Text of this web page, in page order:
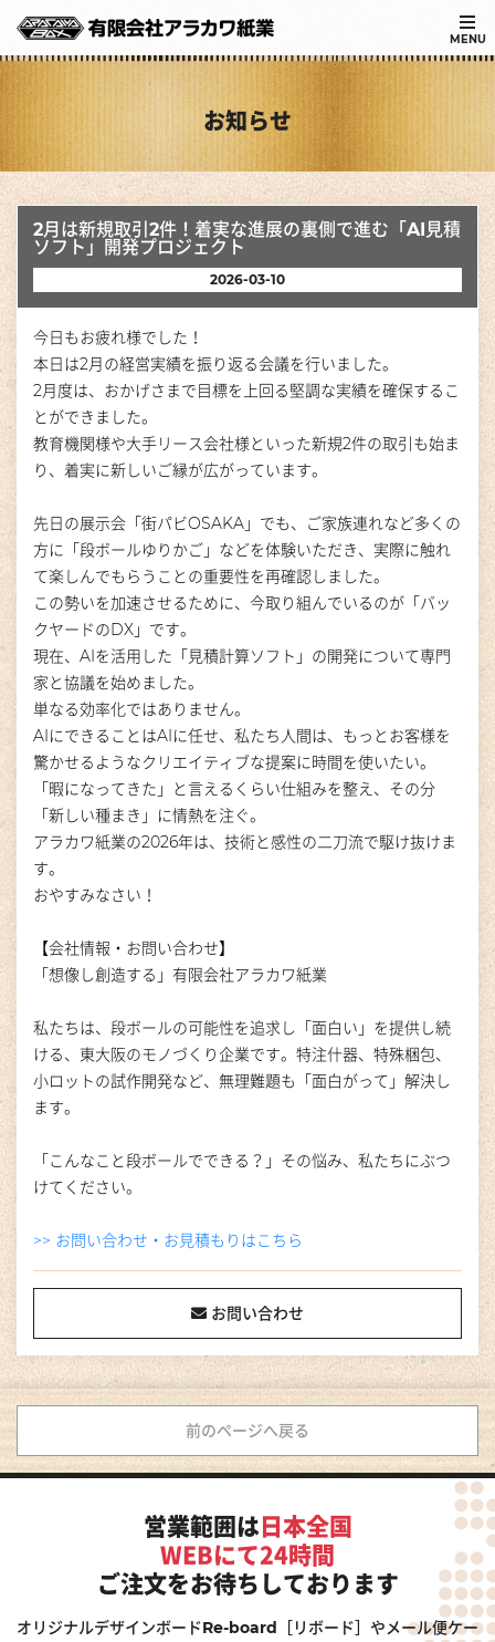
MENU
お知らせ
2月は新規取引2件！着実な進展の裏側で進む「AI見積
ソフト」開発プロジェクト
2026-03-10
今日もお疲れ様でした！
本日は2月の経営実績を振り返る会議を行いました。
2月度は、おかげさまで目標を上回る堅調な実績を確保するこ
とができました。
教育機関様や大手リース会社様といった新規2件の取引も始ま
り、着実に新しいご縁が広がっています。
先日の展示会「街パビOSAKA」でも、ご家族連れなど多くの
方に「段ボールゆりかご」などを体験いただき、実際に触れ
て楽しんでもらうことの重要性を再確認しました。
この勢いを加速させるために、今取り組んでいるのが「バッ
クヤードのDX」です。
現在、AIを活用した「見積計算ソフト」の開発について専門
家と協議を始めました。
単なる効率化ではありません。
AIにできることはAIに任せ、私たち人間は、もっとお客様を
驚かせるようなクリエイティブな提案に時間を使いたい。
「暇になってきた 」と言えるくらい仕組みを整え、その分
「新しい種まき」に情熱を注ぐ。
アラカワ紙業の2026年は、技術と感性の二刀流で駆け抜けま
す。
おやすみなさい！
【会社情報・お問い合わせ】
「想像し創造する」有限会社アラカワ紙業
私たちは、段ボールの可能性を追求し「面白い」を提供し続
ける、東大阪のモノづくり企業です。特注什器、特殊梱包、
小ロットの試作開発など、無理難題も「面白がって」解決し
ます。
「こんなこと段ボールでできる？」その悩み、私たちにぶつ
けてください。
>> お問い合わせ・お見積もりはこちら
お問い合わせ
前のページへ戻る
営業範囲は日本全国
WEBにて24時間
ご注文をお待ちしております
オリジナルデザインボードRe-board［リボード］やメール便ケー